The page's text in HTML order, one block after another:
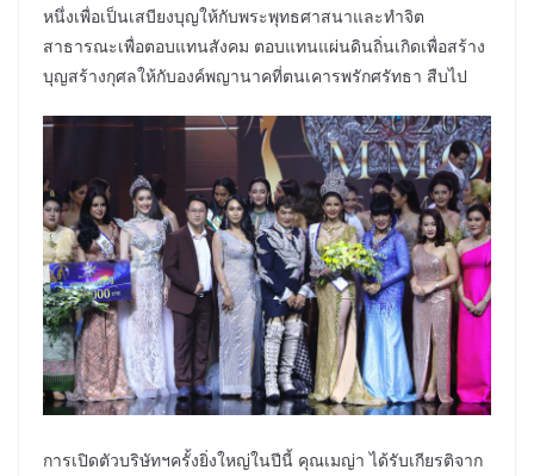
หนึ่งเพื่อเป็นเสบียงบุญให้กับพระพุทธศาสนาและทำจิต
สาธารณะเพื่อตอบแทนสังคม ตอบแทนแผ่นดินถิ่นเกิดเพื่อสร้าง
บุญสร้างกุศลให้กับองค์พญานาคที่ตนเคารพรักศรัทธา สืบไป
การเปิดตัวบริษัทฯครั้งยิ่งใหญ่ในปีนี้ คุณเมญ่า ได้รับเกียรติจาก